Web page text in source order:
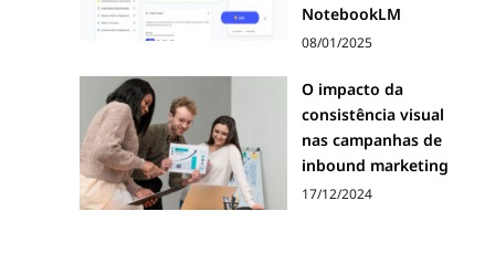
NotebookLM
08/01/2025
O impacto da
consistência visual
nas campanhas de
inbound marketing
17/12/2024